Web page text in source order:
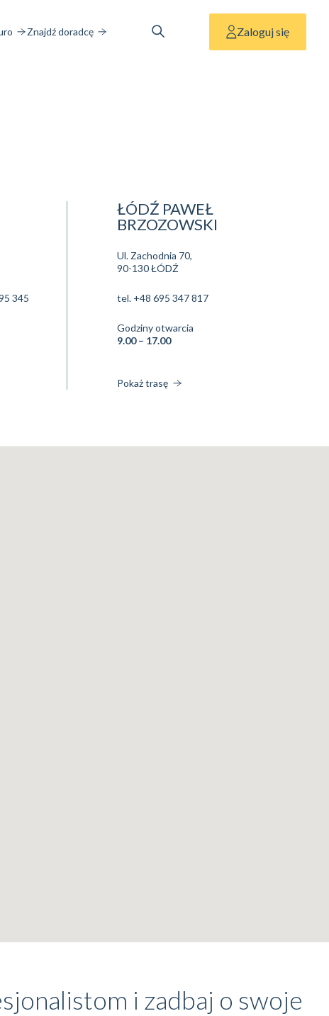
Znajdź doradcę Zaloguj się
345
ŁÓDŹ PAWEŁ
BRZOZOWSKI
Ul. Zachodnia 70,
90-130 ŁÓDŹ
tel. +48 695 347 817
Godziny otwarcia
9.00 – 17.00
Pokaż trasę
i zadbaj o swoje